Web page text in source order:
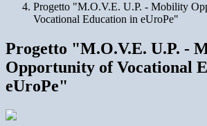
Progetto "M.O.V.E. U.P. - Mobility
Vocational Education in eUroPe"
Progetto "M.O.V.E. U.P. -
Opportunity of Vocational
eUroPe"